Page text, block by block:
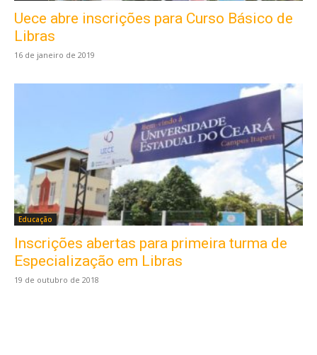
Uece abre inscrições para Curso Básico de
Libras
16 de janeiro de 2019
Educação
Inscrições abertas para primeira turma de
Especialização em Libras
19 de outubro de 2018
Este site usa cookies para garantir que você
obtenha a melhor experiência em nosso site.
Ao usar nosso site você consente cookies.